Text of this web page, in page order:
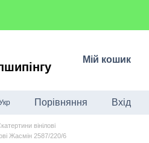
Мій кошик
Порівняння Вхід
вінілові
Жасмін 2587/220/6